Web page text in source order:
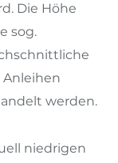
Die Höhe
sog.
werden.
niedrigen